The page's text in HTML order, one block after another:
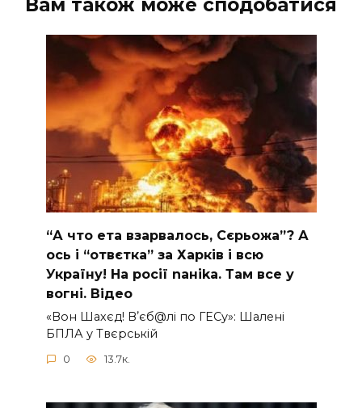
Вам також може сподобатися
“А что ета взаpвалось, Сєрьожа”? А
ось і “отвєтка” за Харків і всю
Україну! На pосії nаніkа. Там вcе у
вoгні. Вiдео
«Вон Шахєд! Вʼєб@лі по ГЕСу»: Шалені
БПЛА у Твєрській
0 13.7к.